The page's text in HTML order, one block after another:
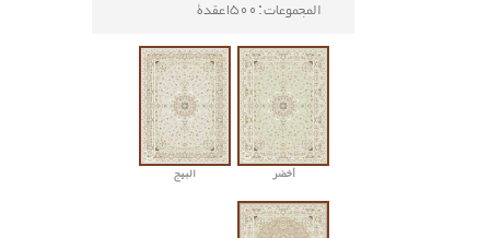
المجموعات : 1500 عقدة
أخضر البيج